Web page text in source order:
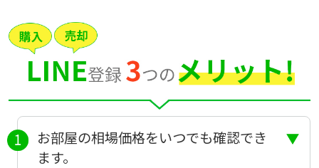
お部屋の相場価格をいつでも確認でき
ます。